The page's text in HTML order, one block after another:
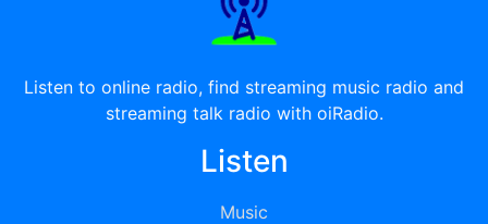
Listen to online radio, find streaming music radio and
streaming talk radio with oiRadio.
Listen
Music